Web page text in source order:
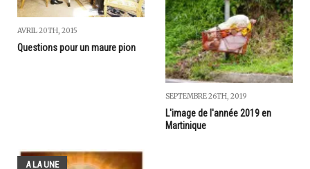
AVRIL 20TH, 2015
Questions pour un maure pion
SEPTEMBRE 26TH, 2019
L'image de l'année 2019 en
Martinique
A LA UNE